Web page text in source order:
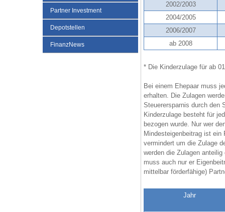
Partner Investment
Depotstellen
FinanzNews
2002/2003
2004/2005
2006/2007
ab 2008
* Die Kinderzulage für ab
Bei einem Ehepaar muss
erhalten. Die Zulagen
Steuerersparnis durch den
Kinderzulage besteht für
bezogen wurde. Nur wer
Mindesteigenbeitrag ist
vermindert um die Zulage
werden die Zulagen
muss auch nur er
mittelbar förderfähige)
Jahr